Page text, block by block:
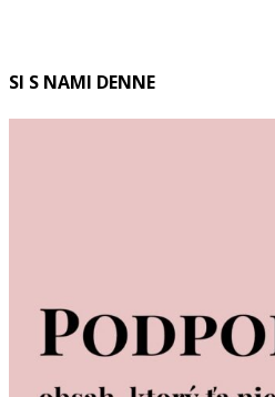
SI S NAMI DENNE